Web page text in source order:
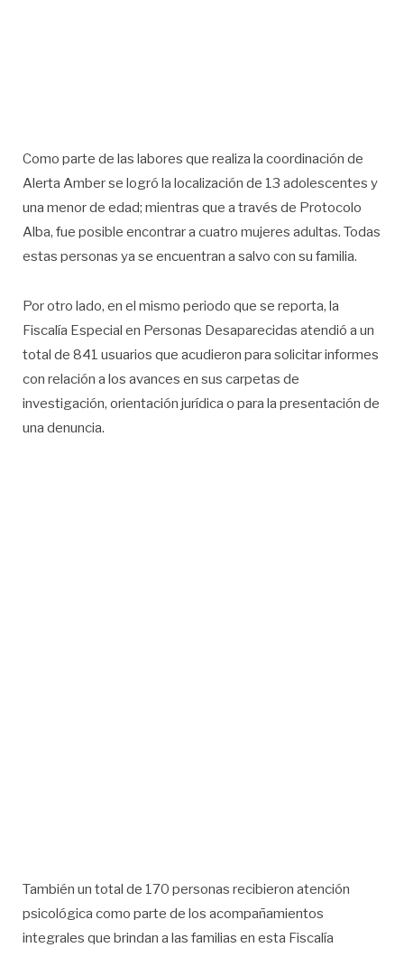
Como parte de las labores que realiza la coordinación de
Alerta Amber se logró la localización de 13 adolescentes y
una menor de edad; mientras que a través de Protocolo
Alba, fue posible encontrar a cuatro mujeres adultas. Todas
estas personas ya se encuentran a salvo con su familia.
Por otro lado, en el mismo periodo que se reporta, la
Fiscalía Especial en Personas Desaparecidas atendió a un
total de 841 usuarios que acudieron para solicitar informes
con relación a los avances en sus carpetas de
investigación, orientación jurídica o para la presentación de
una denuncia.
También un total de 170 personas recibieron atención
psicológica como parte de los acompañamientos
integrales que brindan a las familias en esta Fiscalía